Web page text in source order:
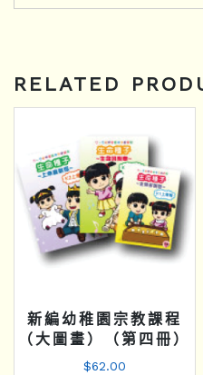
RELATED
新編幼稚園宗教課程
（大圖畫）（第四冊）
$62.00